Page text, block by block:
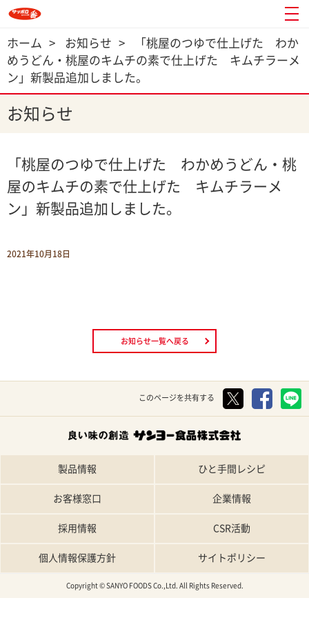
ホーム > お知らせ >
「桃屋のつゆで仕上げた わか
めうどん・桃屋のキムチの素で仕上げた キムチラーメ
ン」新製品追加しました。
お知らせ
「桃屋のつゆで仕上げた わかめうどん・桃
屋のキムチの素で仕上げた キムチラーメ
ン」新製品追加しました。
2021年10月18日
お知らせ一覧へ戻る
このページを共有する
製品情報 ひと手間レシピ
お客様窓口 企業情報
採用情報 CSR活動
個人情報保護方針 サイトポリシー
Copyright © SANYO FOODS Co.,Ltd. All Rights Reserved.